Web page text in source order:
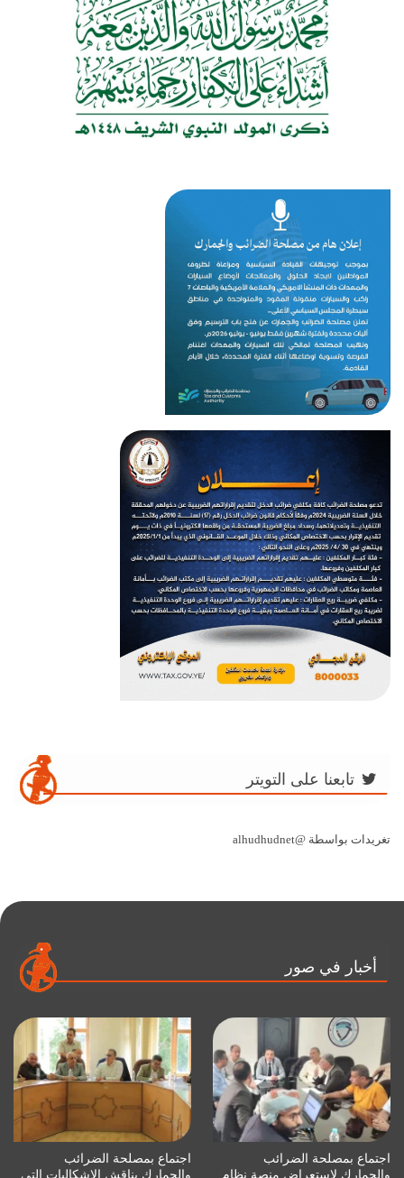
تابعنا على التويتر
تغريدات بواسطة @alhudhudnet
أخبار في صور
اجتماع بمصلحة الضرائب
والجمارك لاستعراض منصة نظام
اجتماع بمصلحة الضرائب
والجمارك يناقش الإشكاليات التي